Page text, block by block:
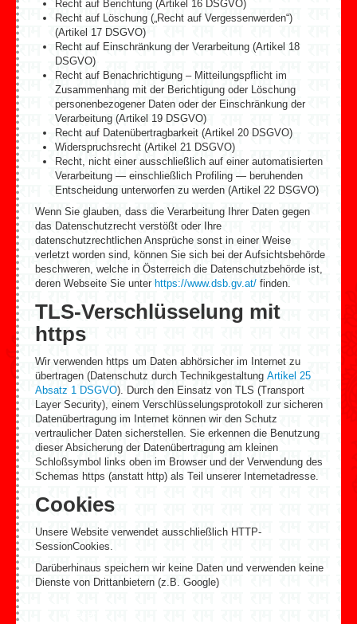
Recht auf Berichtung (Artikel 16 DSGVO)
Recht auf Löschung („Recht auf Vergessenwerden“)
(Artikel 17 DSGVO)
Recht auf Einschränkung der Verarbeitung (Artikel 18
DSGVO)
Recht auf Benachrichtigung – Mitteilungspflicht im
Zusammenhang mit der Berichtigung oder Löschung
personenbezogener Daten oder der Einschränkung der
Verarbeitung (Artikel 19 DSGVO)
Recht auf Datenübertragbarkeit (Artikel 20 DSGVO)
Widerspruchsrecht (Artikel 21 DSGVO)
Recht, nicht einer ausschließlich auf einer automatisierten
Verarbeitung — einschließlich Profiling — beruhenden
Entscheidung unterworfen zu werden (Artikel 22 DSGVO)
Wenn Sie glauben, dass die Verarbeitung Ihrer Daten gegen
das Datenschutzrecht verstößt oder Ihre
datenschutzrechtlichen Ansprüche sonst in einer Weise
verletzt worden sind, können Sie sich bei der Aufsichtsbehörde
beschweren, welche in Österreich die Datenschutzbehörde ist,
deren Webseite Sie unter https://www.dsb.gv.at/ finden.
TLS-Verschlüsselung mit
https
Wir verwenden https um Daten abhörsicher im Internet zu
übertragen (Datenschutz durch Technikgestaltung Artikel 25
Absatz 1 DSGVO). Durch den Einsatz von TLS (Transport
Layer Security), einem Verschlüsselungsprotokoll zur sicheren
Datenübertragung im Internet können wir den Schutz
vertraulicher Daten sicherstellen. Sie erkennen die Benutzung
dieser Absicherung der Datenübertragung am kleinen
Schloßsymbol links oben im Browser und der Verwendung des
Schemas https (anstatt http) als Teil unserer Internetadresse.
Cookies
Unsere Website verwendet ausschließlich HTTP-
SessionCookies.
Darüberhinaus speichern wir keine Daten und verwenden keine
Dienste von Drittanbietern (z.B. Google)